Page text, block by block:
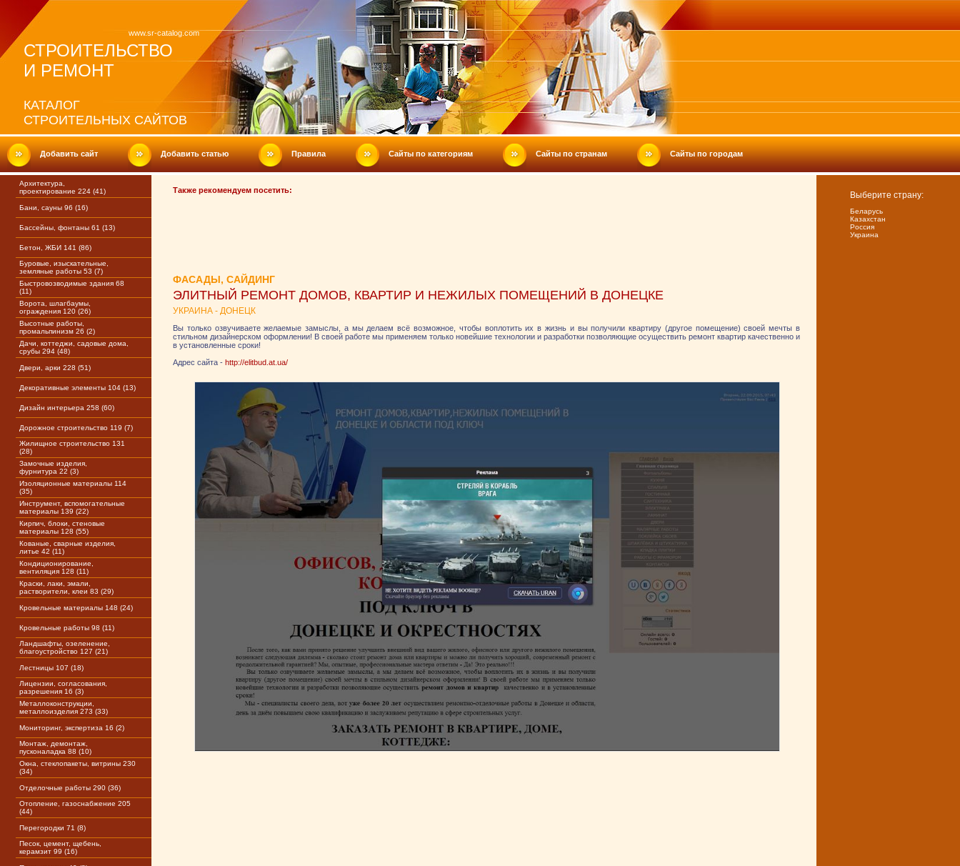
www.sr-catalog.com
СТРОИТЕЛЬСТВО
И РЕМОНТ
КАТАЛОГ
СТРОИТЕЛЬНЫХ САЙТОВ
Добавить сайт Добавить статью Правила Сайты по категориям Сайты по странам Сайты по городам
Архитектура,
проектирование 224 (41)
Бани, сауны 96 (16)
Бассейны, фонтаны 61 (13)
Бетон, ЖБИ 141 (86)
Буровые, изыскательные,
земляные работы 53 (7)
Быстровозводимые здания 68
(11)
Ворота, шлагбаумы,
ограждения 120 (26)
Высотные работы,
промальпинизм 26 (2)
Дачи, коттеджи, садовые дома,
срубы 294 (48)
Двери, арки 228 (51)
Декоративные элементы 104 (13)
Дизайн интерьера 258 (60)
Дорожное строительство 119 (7)
Жилищное строительство 131
(28)
Замочные изделия,
фурнитура 22 (3)
Изоляционные материалы 114
(35)
Инструмент, вспомогательные
материалы 139 (22)
Кирпич, блоки, стеновые
материалы 128 (55)
Кованые, сварные изделия,
литье 42 (11)
Кондиционирование,
вентиляция 128 (11)
Краски, лаки, эмали,
растворители, клеи 83 (29)
Кровельные материалы 148 (24)
Кровельные работы 98 (11)
Ландшафты, озеленение,
благоустройство 127 (21)
Лестницы 107 (18)
Лицензии, согласования,
разрешения 16 (3)
Металлоконструкции,
металлоизделия 273 (33)
Мониторинг, экспертиза 16 (2)
Монтаж, демонтаж,
пусконаладка 88 (10)
Окна, стеклопакеты, витрины 230
(34)
Отделочные работы 290 (36)
Отопление, газоснабжение 205
(44)
Перегородки 71 (8)
Песок, цемент, щебень,
керамзит 99 (16)
Также рекомендуем посетить:
ФАСАДЫ, САЙДИНГ
ЭЛИТНЫЙ РЕМОНТ ДОМОВ, КВАРТИР И НЕЖИЛЫХ ПОМЕЩЕНИЙ В ДОНЕЦКЕ
УКРАИНА - ДОНЕЦК
Вы только озвучиваете желаемые замыслы, а мы делаем всё возможное, чтобы воплотить их в жизнь и вы получили квартиру (другое помещение) своей мечты в
стильном дизайнерском оформлении! В своей работе мы применяем только новейшие технологии и разработки позволяющие осуществить ремонт квартир качественно и
в установленные сроки!
Адрес сайта - http://elitbud.at.ua/
Выберите страну:
Беларусь
Казахстан
Россия
Украина